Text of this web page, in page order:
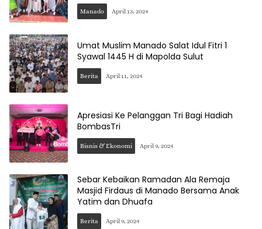
Manado April 13, 2024
Umat Muslim Manado Salat Idul Fitri 1
Syawal 1445 H di Mapolda Sulut
Berita April 11, 2024
Apresiasi Ke Pelanggan Tri Bagi Hadiah
BombasTri
Bisnis & Ekonomi April 9, 2024
Sebar Kebaikan Ramadan Ala Remaja
Masjid Firdaus di Manado Bersama Anak
Yatim dan Dhuafa
Berita April 9, 2024